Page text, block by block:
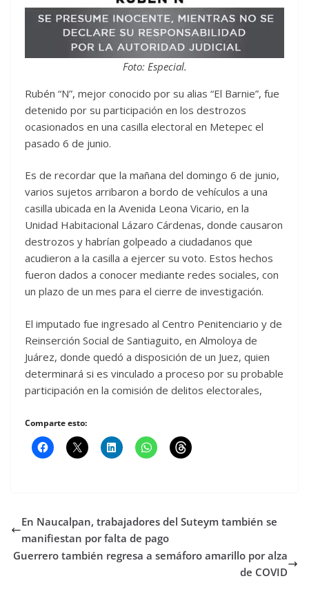
Foto: Especial.
Rubén “N”, mejor conocido por su alias “El Barnie”, fue
detenido por su participación en los destrozos
ocasionados en una casilla electoral en Metepec el
pasado 6 de junio.
Es de recordar que la mañana del domingo 6 de junio,
varios sujetos arribaron a bordo de vehículos a una
casilla ubicada en la Avenida Leona Vicario, en la
Unidad Habitacional Lázaro Cárdenas, donde causaron
destrozos y habrían golpeado a ciudadanos que
acudieron a la casilla a ejercer su voto. Estos hechos
fueron dados a conocer mediante redes sociales, con
un plazo de un mes para el cierre de investigación.
El imputado fue ingresado al Centro Penitenciario y de
Reinserción Social de Santiaguito, en Almoloya de
Juárez, donde quedó a disposición de un Juez, quien
determinará si es vinculado a proceso por su probable
participación en la comisión de delitos electorales,
Comparte esto:
En Naucalpan, trabajadores del Suteym también se
manifiestan por falta de pago
Guerrero también regresa a semáforo amarillo por alza
de COVID